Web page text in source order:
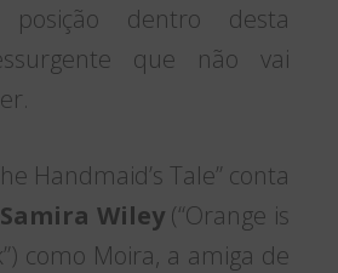
dentro desta
que não vai
Handmaid’s Tale” conta
Samira Wiley(“Orange is
como Moira, a amiga de